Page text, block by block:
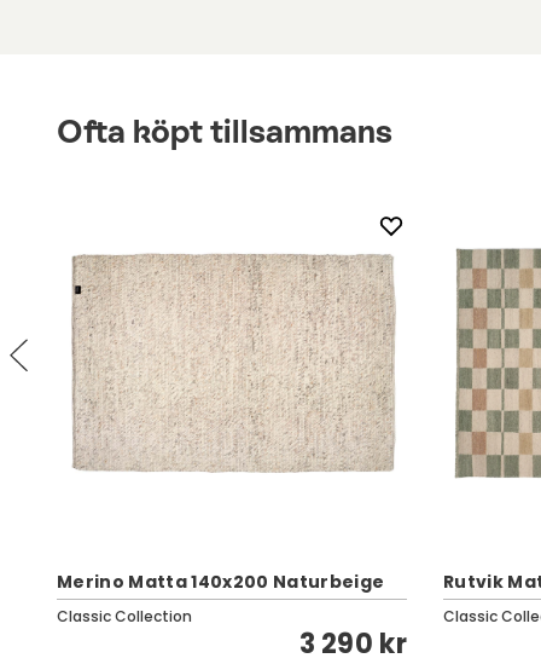
Ofta köpt tillsammans
Merino Matta 140x200 Naturbeige
Classic Collection
3 290 kr
Rutvik
Classic